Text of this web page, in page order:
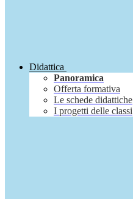
Didattica
Panoramica
Offerta formativa
Le schede didattiche
I progetti delle classi